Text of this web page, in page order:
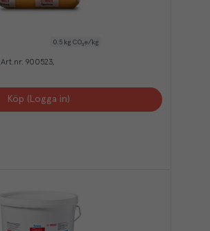
0.5 kg CO₂e/kg
Art.nr. 900523
Köp (Logga in)